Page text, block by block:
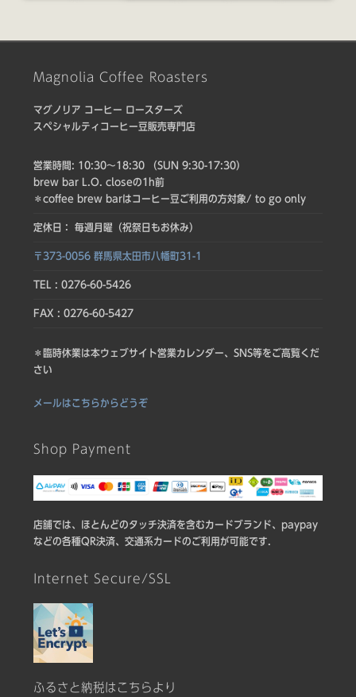
Magnolia Coffee Roasters
マグノリア コーヒー ロースターズ
スペシャルティコーヒー豆販売専門店
営業時間: 10:30〜18:30 （SUN 9:30-17:30）
brew bar L.O. closeの1h前
＊coffee brew barはコーヒー豆ご利用の方対象/ to go only
定休日： 毎週月曜（祝祭日もお休み）
〒373-0056 群馬県太田市八幡町31-1
TEL : 0276-60-5426
FAX : 0276-60-5427
＊臨時休業は本ウェブサイト営業カレンダー、SNS等をご高覧くだ
さい
メールはこちらからどうぞ
Shop Payment
店舗では、ほとんどのタッチ決済を含むカードブランド、paypay
などの各種QR決済、交通系カードのご利用が可能です.
Internet Secure/SSL
ふるさと納税はこちらより